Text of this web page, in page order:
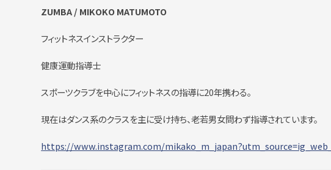
ZUMBA / MIKOKO MATUMOTO
フィットネスインストラクター
健康運動指導士
スポーツクラブを中心にフィットネスの指導に20年携わる。
現在はダンス系のクラスを主に受け持ち、老若男女問わず指導されています。
https://www.instagram.com/